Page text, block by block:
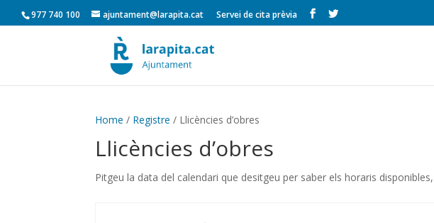
977 740 100 ajuntament@larapita.cat Servei de cita prèvia
Home / Registre / Llicències d’obres
Llicències d’obres
Pitgeu la data del calendari que desitgeu per saber els horaris